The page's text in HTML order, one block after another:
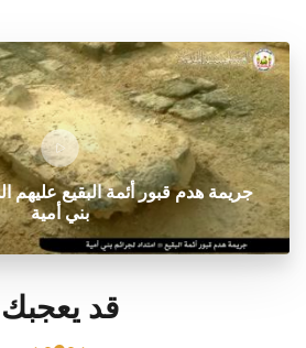
جريمة هدم قبور أئمة البقيع عليهم
بني أمية
قد يعجبك